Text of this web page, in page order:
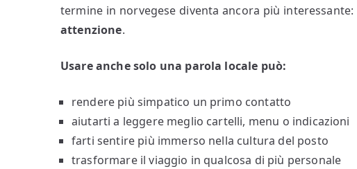
termine in norvegese diventa ancora più interessante:
attenzione.
Usare anche solo una parola locale può:
rendere più simpatico un primo contatto
aiutarti a leggere meglio cartelli, menu o indicazioni
farti sentire più immerso nella cultura del posto
trasformare il viaggio in qualcosa di più personale